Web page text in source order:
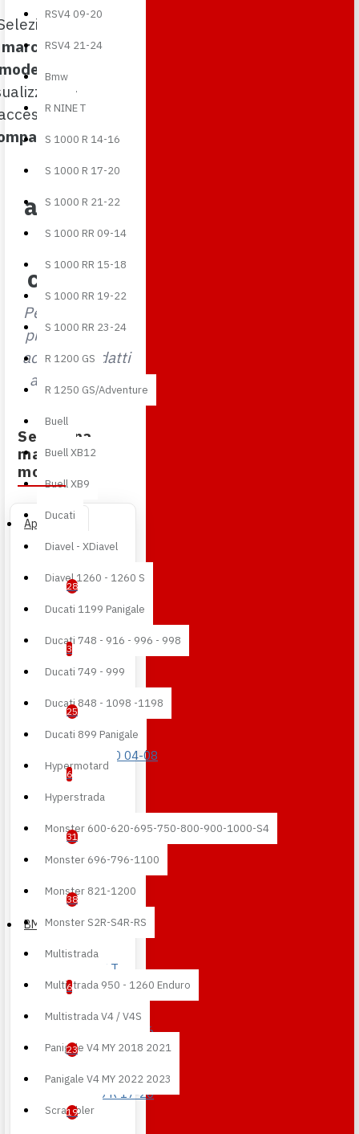
RSV4 09-20
RSV4 21-24
Bmw
R NINE T
S 1000 R 14-16
S 1000 R 17-20
S 1000 R 21-22
S 1000 RR 09-14
S 1000 RR 15-18
S 1000 RR 19-22
S 1000 RR 23-24
R 1200 GS
R 1250 GS/Adventure
Buell
Buell XB12
Buell XB9
Ducati
Diavel - XDiavel
Diavel 1260 - 1260 S
Ducati 1199 Panigale
Ducati 748 - 916 - 996 - 998
Ducati 749 - 999
Ducati 848 - 1098 -1198
Ducati 899 Panigale
Hypermotard
Hyperstrada
Monster 600-620-695-750-800-900-1000-S4
Monster 696-796-1100
Monster 821-1200
Monster S2R-S4R-RS
Multistrada
Multistrada 950 - 1260 Enduro
Multistrada V4 / V4S
Panigale V4 MY 2018 2021
Panigale V4 MY 2022 2023
Scrambler
marcae
solo
.
accessori
in
carbonio
Per strada o per
pista, trovi solo
accessori adatti
alla tua moto.
Seleziona
marca e
modello
Aprilia
28
3
25
RSV 1000 04-08
6
31
38
BMW
R NINE T
6
S 1000 R 14-16
23
S 1000 R 17-20
19